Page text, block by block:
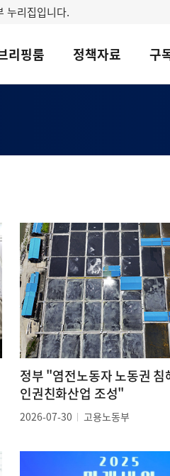
누리집입니다.
리핑룸 정책자료 구
정부 "염전노동자 노동권
인권친화산업 조성"
2026-07-30 고용노동부